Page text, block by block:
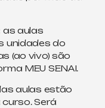
as aulas
unidades do
(ao vivo) são
MEU SENAI.
aulas estão
Será